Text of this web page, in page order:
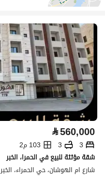
⃁560,000
3
3
103 م2
شقة مؤثثة للبيع في الحمرا، الخبر
شارع ام الهوشان، حي الحمراء، الخبر